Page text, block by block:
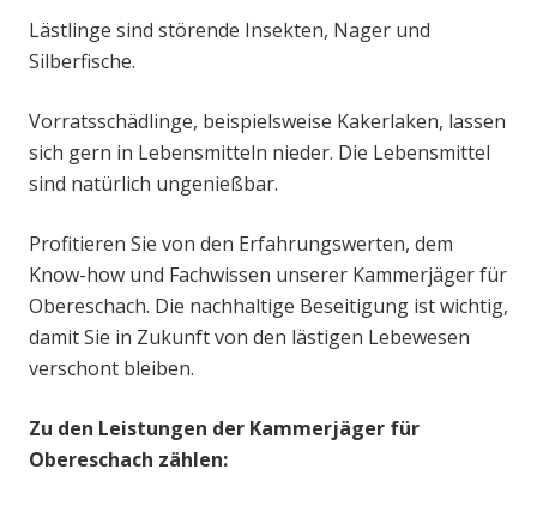
Lästlinge sind störende Insekten, Nager und
Silberfische.
Vorratsschädlinge, beispielsweise Kakerlaken, lassen
sich gern in Lebensmitteln nieder. Die Lebensmittel
sind natürlich ungenießbar.
Profitieren Sie von den Erfahrungswerten, dem
Know-how und Fachwissen unserer Kammerjäger für
Obereschach. Die nachhaltige Beseitigung ist wichtig,
damit Sie in Zukunft von den lästigen Lebewesen
verschont bleiben.
Zu den Leistungen der Kammerjäger für
Obereschach zählen: